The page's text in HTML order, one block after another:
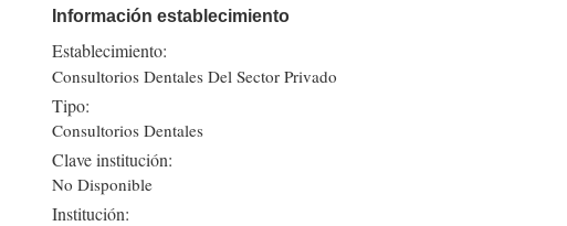
Información establecimiento
Establecimiento:
Consultorios Dentales Del Sector Privado
Tipo:
Consultorios Dentales
Clave institución:
No Disponible
Institución: